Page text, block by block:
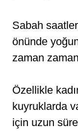
Sabah
önünde
zaman
Özellikle
kuyruklarda
için uzun